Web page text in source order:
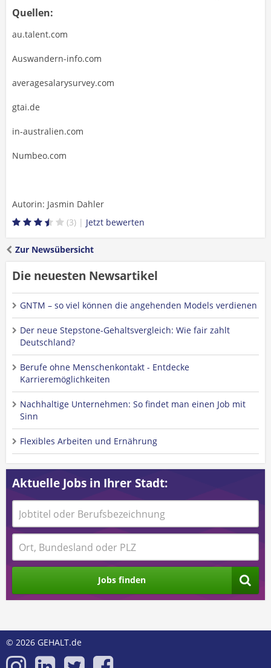
Quellen:
au.talent.com
Auswandern-info.com
averagesalarysurvey.com
gtai.de
in-australien.com
Numbeo.com
Autorin: Jasmin Dahler
3
Zur Newsübersicht
Die neuesten Newsartikel
GNTM – so viel können die angehenden Models verdienen
Der neue Stepstone-Gehaltsvergleich: Wie fair zahlt
Deutschland?
Berufe ohne Menschenkontakt - Entdecke
Karrieremöglichkeiten
Nachhaltige Unternehmen: So findet man einen Job mit
Sinn
Flexibles Arbeiten und Ernährung
Aktuelle Jobs in Ihrer Stadt:
Jobs finden
© 2026 GEHALT.de